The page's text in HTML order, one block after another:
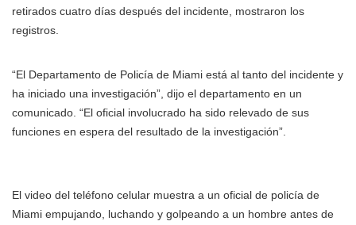
retirados cuatro días después del incidente, mostraron los
registros.
“El Departamento de Policía de Miami está al tanto del incidente y
ha iniciado una investigación”, dijo el departamento en un
comunicado. “El oficial involucrado ha sido relevado de sus
funciones en espera del resultado de la investigación”.
El video del teléfono celular muestra a un oficial de policía de
Miami empujando, luchando y golpeando a un hombre antes de